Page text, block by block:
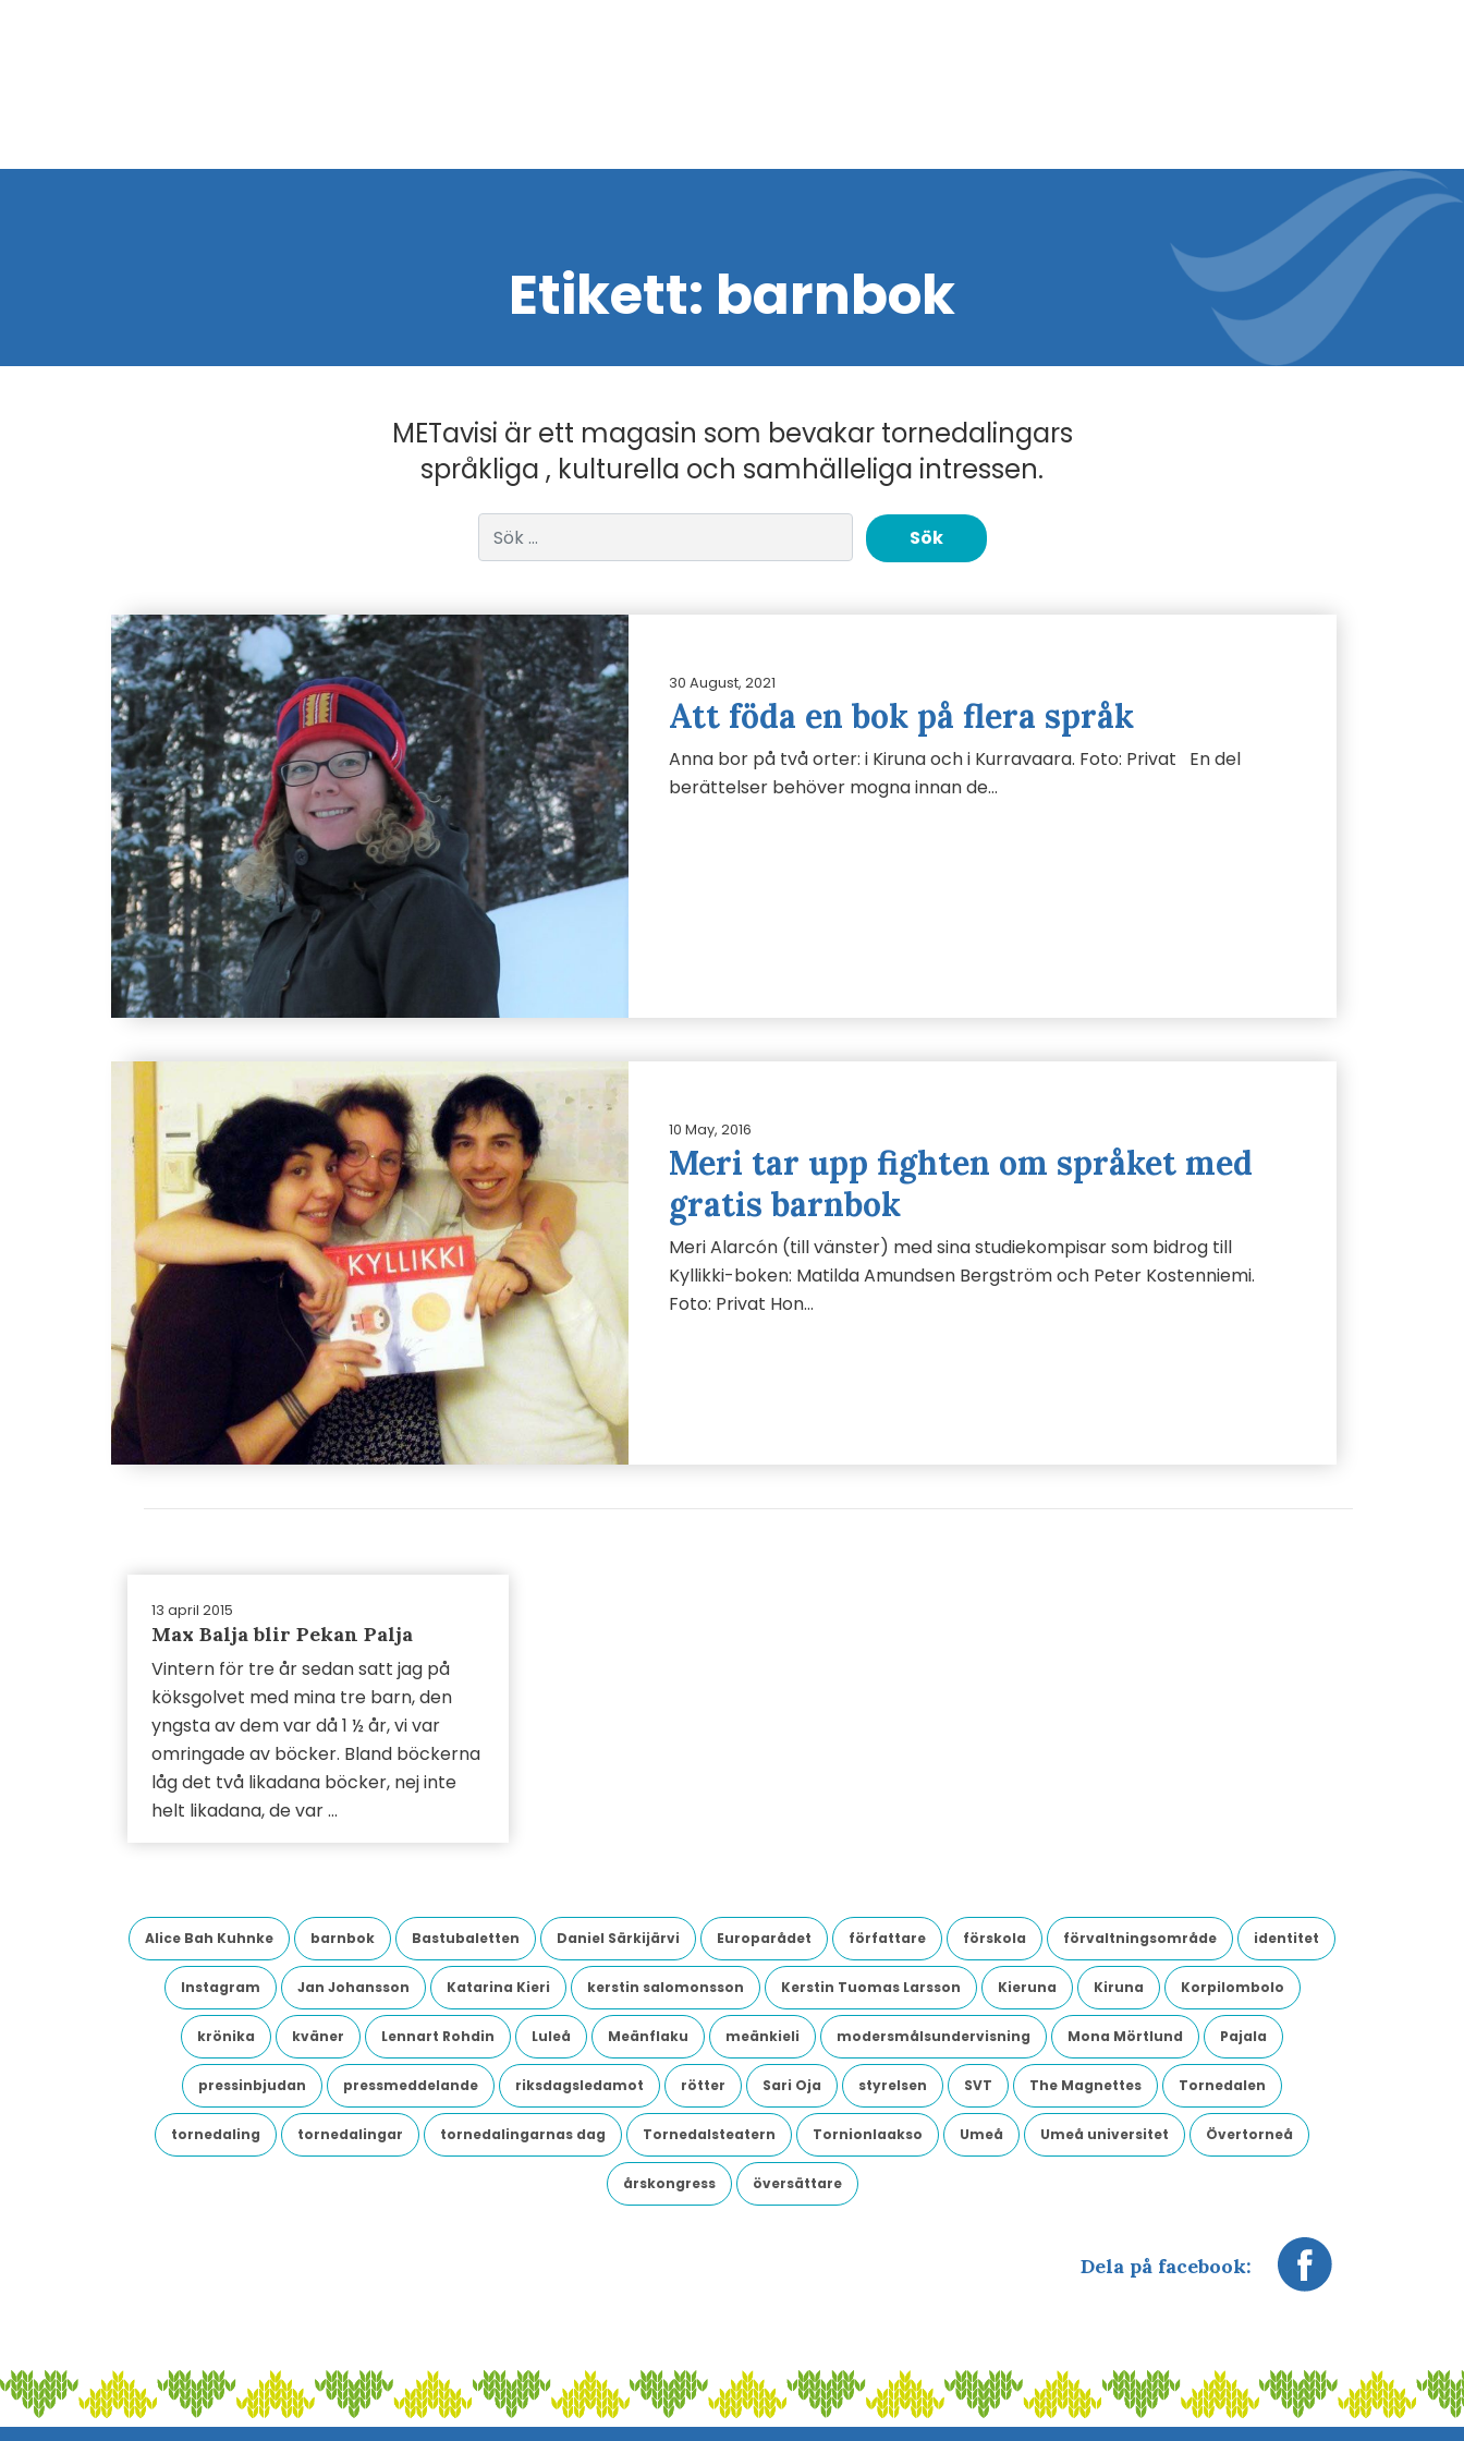
Etikett: barnbok
METavisi är ett magasin som bevakar tornedalingars
språkliga , kulturella och samhälleliga intressen.
30 August, 2021
Att föda en bok på flera språk
Anna bor på två orter: i Kiruna och i Kurravaara. Foto: Privat En del
berättelser behöver mogna innan de…
10 May, 2016
Meri tar upp fighten om språket med
gratis barnbok
Meri Alarcón (till vänster) med sina studiekompisar som bidrog till
Kyllikki-boken: Matilda Amundsen Bergström och Peter Kostenniemi.
Foto: Privat Hon…
13 april 2015
Max Balja blir Pekan Palja
Vintern för tre år sedan satt jag på
köksgolvet med mina tre barn, den
yngsta av dem var då 1 ½ år, vi var
omringade av böcker. Bland böckerna
låg det två likadana böcker, nej inte
helt likadana, de var ...
Alice Bah Kuhnke barnbok Bastubaletten Daniel Särkijärvi Europarådet författare förskola förvaltningsområde identitet
Instagram Jan Johansson Katarina Kieri kerstin salomonsson Kerstin Tuomas Larsson Kieruna Kiruna Korpilombolo
krönika kväner Lennart Rohdin Luleå Meänflaku meänkieli modersmålsundervisning Mona Mörtlund Pajala
pressinbjudan pressmeddelande riksdagsledamot rötter Sari Oja styrelsen SVT The Magnettes Tornedalen
tornedaling tornedalingar tornedalingarnas dag Tornedalsteatern Tornionlaakso Umeå Umeå universitet Övertorneå
årskongress översättare
Dela på facebook: